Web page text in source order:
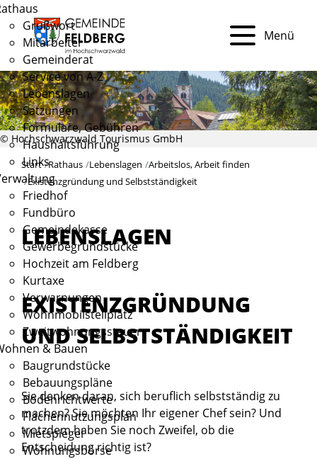
Grußwort
Mitarbeiter
Gemeinderat
Service von A-Z
Lebenslagen
Satzungen
Formulare, Gebühren
Haushaltsführung
Links
Friedhof
Fundbüro
Gemeindekasse
Gewerbegrundstücke
Hochzeit am Feldberg
Kurtaxe
Verwarnungen
Wohnmobilstellplatz
Zweitwohnungssteuer
& Bauen
Baugrundstücke
Bebauungspläne
Bodenrichtwerte
Flächennutzungsplan
Mietspiegel
Wohnungsbörse
Menü
© Hochschwarzwald Tourismus GmbH
Start Rathaus Lebenslagen Arbeitslos, Arbeit finden
Existenzgründung und Selbstständigkeit
LEBENSLAGEN
EXISTENZGRÜNDUNG
UND SELBSTSTÄNDIGKEIT
Sie denken daran, sich beruflich selbstständig zu
machen? Sie möchten Ihr eigener Chef sein? Und
trotzdem haben Sie noch Zweifel, ob die
Entscheidung richtig ist?